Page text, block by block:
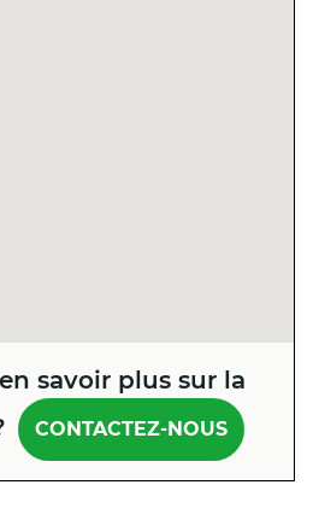
savoir plus sur la
CONTACTEZ-NOUS